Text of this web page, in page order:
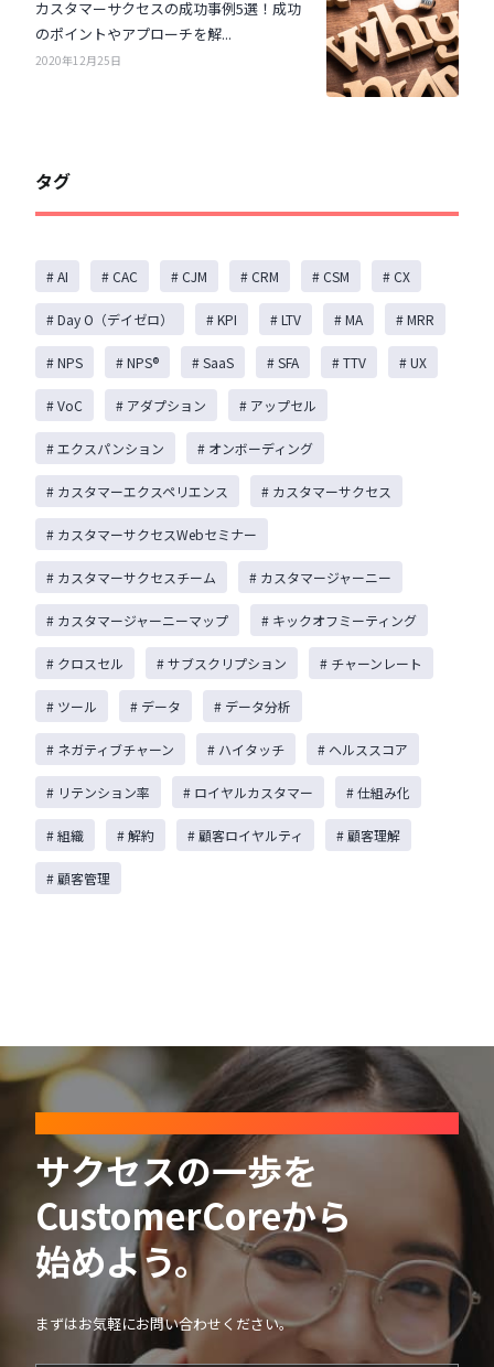
カスタマーサクセスの成功事例5選！成功
のポイントやアプローチを解...
2020年12月25日
タグ
# AI # CAC # CJM # CRM # CSM # CX
# Day O（デイゼロ） # KPI # LTV # MA # MRR
# NPS # NPS®️ # SaaS # SFA # TTV # UX
# VoC # アダプション # アップセル
# エクスパンション # オンボーディング
# カスタマーエクスペリエンス # カスタマーサクセス
# カスタマーサクセスWebセミナー
# カスタマーサクセスチーム # カスタマージャーニー
# カスタマージャーニーマップ # キックオフミーティング
# クロスセル # サブスクリプション # チャーンレート
# ツール # データ # データ分析
# ネガティブチャーン # ハイタッチ # ヘルススコア
# リテンション率 # ロイヤルカスタマー # 仕組み化
# 組織 # 解約 # 顧客ロイヤルティ # 顧客理解
# 顧客管理
サクセスの一歩を
CustomerCoreから
始めよう。
まずはお気軽にお問い合わせください。